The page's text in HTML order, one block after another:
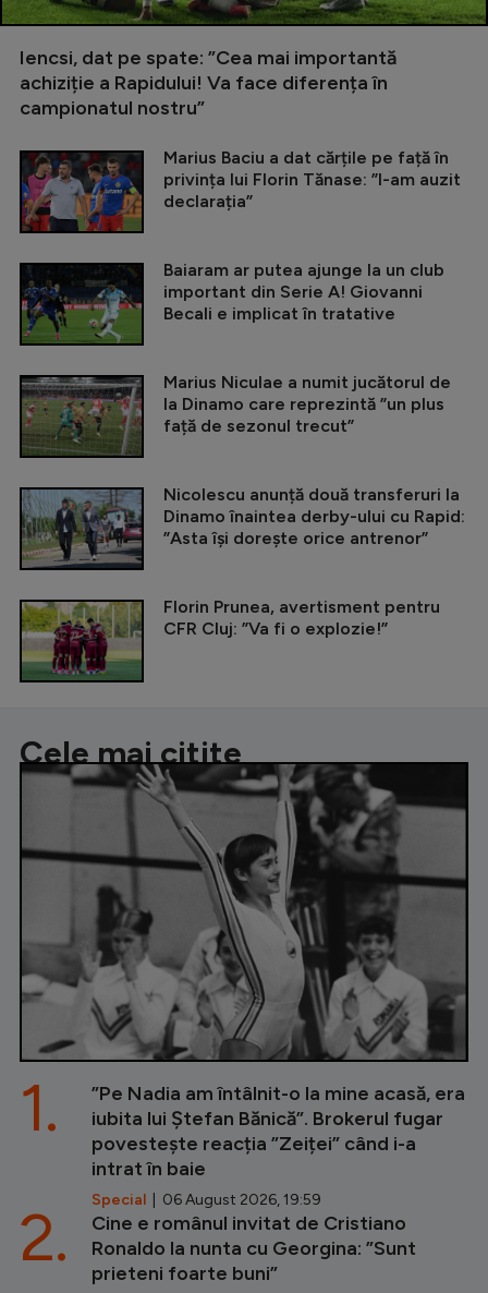
Iencsi, dat pe spate: ”Cea mai importantă
achiziție a Rapidului! Va face diferența în
campionatul nostru”
Marius Baciu a dat cărțile pe față în
privința lui Florin Tănase: ”I-am auzit
declarația”
Baiaram ar putea ajunge la un club
important din Serie A! Giovanni
Becali e implicat în tratative
Marius Niculae a numit jucătorul de
la Dinamo care reprezintă ”un plus
față de sezonul trecut”
Nicolescu anunță două transferuri la
Dinamo înaintea derby-ului cu Rapid:
”Asta își dorește orice antrenor”
Florin Prunea, avertisment pentru
CFR Cluj: ”Va fi o explozie!”
Cele mai citite
”Pe Nadia am întâlnit-o la mine acasă, era
iubita lui Ștefan Bănică”. Brokerul fugar
povestește reacția ”Zeiței” când i-a
intrat în baie
Special | 06 August 2026, 19:59
1.
Cine e românul invitat de Cristiano
Ronaldo la nunta cu Georgina: ”Sunt
prieteni foarte buni”
2.